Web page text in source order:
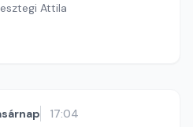
Attila
17:04